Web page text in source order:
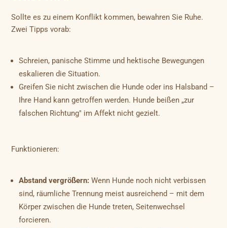
Sollte es zu einem Konflikt kommen, bewahren Sie Ruhe.
Zwei Tipps vorab:
Schreien, panische Stimme und hektische Bewegungen
eskalieren die Situation.
Greifen Sie nicht zwischen die Hunde oder ins Halsband –
Ihre Hand kann getroffen werden. Hunde beißen „zur
falschen Richtung" im Affekt nicht gezielt.
Funktionieren:
Abstand vergrößern: Wenn Hunde noch nicht verbissen
sind, räumliche Trennung meist ausreichend – mit dem
Körper zwischen die Hunde treten, Seitenwechsel
forcieren.